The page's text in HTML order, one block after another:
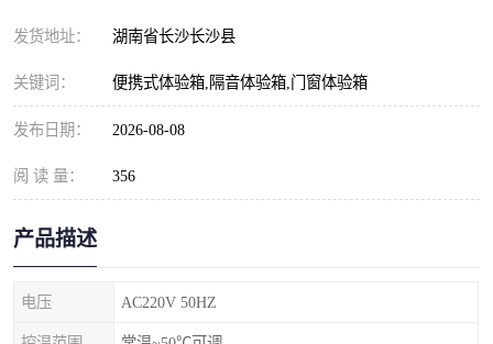
发货地址： 湖南省长沙长沙县
关键词： 便携式体验箱,隔音体验箱,门窗体验箱
发布日期： 2026-08-08
阅 读 量： 356
产品描述
电压 AC220V 50HZ